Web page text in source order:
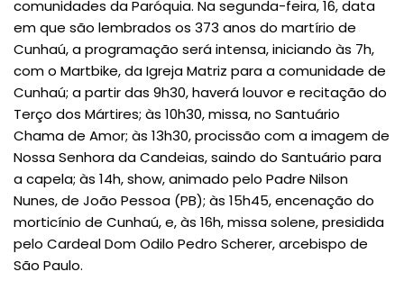
comunidades da Paróquia. Na segunda-feira, 16, data
em que são lembrados os 373 anos do martírio de
Cunhaú, a programação será intensa, iniciando às 7h,
com o Martbike, da Igreja Matriz para a comunidade de
Cunhaú; a partir das 9h30, haverá louvor e recitação do
Terço dos Mártires; às 10h30, missa, no Santuário
Chama de Amor; às 13h30, procissão com a imagem de
Nossa Senhora da Candeias, saindo do Santuário para
a capela; às 14h, show, animado pelo Padre Nilson
Nunes, de João Pessoa (PB); às 15h45, encenação do
morticínio de Cunhaú, e, às 16h, missa solene, presidida
pelo Cardeal Dom Odilo Pedro Scherer, arcebispo de
São Paulo.